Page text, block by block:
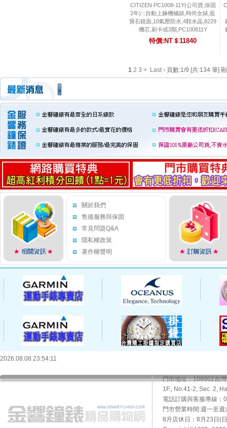
CITIZEN PC1008-11Y(公司貨,保固
2年):::自動上鍊機械錶,時尚女錶,藍
寶石鏡面,10氣壓防水,4顆水晶,8229
機芯,刷卡或3期,PC100811Y
特價:NT＄11840
1 2 3 > Last › 頁數:1/9 [共:134 筆]
關於我們
售後服務與保固
常見問題Q&A
隱私權政策
著作權聲明
2026.08.08 23:54:11
門市地址：108002台
1F., No.41-2, Sec. 2,
電話訂購與客服專線
門市營業時間:週一至
8月店休日：8月23日(